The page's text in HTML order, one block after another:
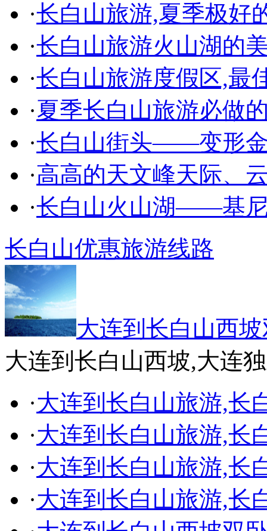
·长白山旅游,夏季极好
·长白山旅游火山湖的
·长白山旅游度假区,最
·夏季长白山旅游必做
·长白山街头——变形
·高高的天文峰天际、
·长白山火山湖——基
长白山优惠旅游线路
大连到长白山西
大连到长白山西坡,大连
·大连到长白山旅游,长
·大连到长白山旅游,长
·大连到长白山旅游,长
·大连到长白山旅游,长